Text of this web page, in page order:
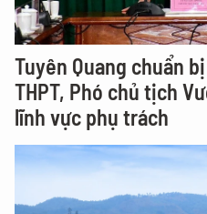
Tuyên Quang chuẩn
THPT, Phó chủ tịch
lĩnh vực phụ trách